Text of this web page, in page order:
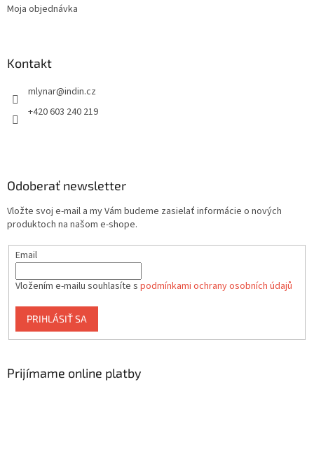
Moja objednávka
Kontakt
mlynar@indin.cz
+420 603 240 219
Odoberať newsletter
Vložte svoj e-mail a my Vám budeme zasielať informácie o nových
produktoch na našom e-shope.
Email
Vložením e-mailu souhlasíte s podmínkami ochrany osobních údajů
PRIHLÁSIŤ SA
Prijímame online platby